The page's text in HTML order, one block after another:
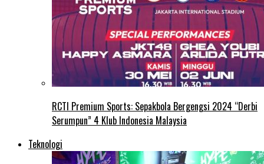
RCTI Premium Sports: Sepakbola Bergengsi 2024 “Derbi
Serumpun” 4 Klub Indonesia Malaysia
Teknologi